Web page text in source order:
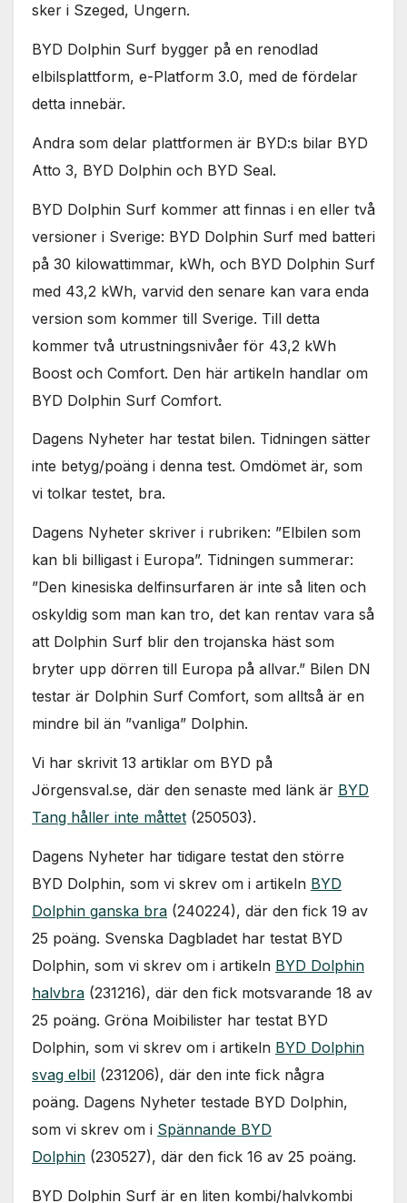
sker i Szeged, Ungern.
BYD Dolphin Surf bygger på en renodlad
elbilsplattform, e-Platform 3.0, med de fördelar
detta innebär.
Andra som delar plattformen är BYD:s bilar BYD
Atto 3, BYD Dolphin och BYD Seal.
BYD Dolphin Surf kommer att finnas i en eller två
versioner i Sverige: BYD Dolphin Surf med batteri
på 30 kilowattimmar, kWh, och BYD Dolphin Surf
med 43,2 kWh, varvid den senare kan vara enda
version som kommer till Sverige. Till detta
kommer två utrustningsnivåer för 43,2 kWh
Boost och Comfort. Den här artikeln handlar om
BYD Dolphin Surf Comfort.
Dagens Nyheter har testat bilen. Tidningen sätter
inte betyg/poäng i denna test. Omdömet är, som
vi tolkar testet, bra.
Dagens Nyheter skriver i rubriken: ”Elbilen som
kan bli billigast i Europa”. Tidningen summerar:
”Den kinesiska delfinsurfaren är inte så liten och
oskyldig som man kan tro, det kan rentav vara så
att Dolphin Surf blir den trojanska häst som
bryter upp dörren till Europa på allvar.” Bilen DN
testar är Dolphin Surf Comfort, som alltså är en
mindre bil än ”vanliga” Dolphin.
Vi har skrivit 13 artiklar om BYD på
Jörgensval.se, där den senaste med länk är BYD
Tang håller inte måttet (250503).
Dagens Nyheter har tidigare testat den större
BYD Dolphin, som vi skrev om i artikeln BYD
Dolphin ganska bra (240224), där den fick 19 av
25 poäng. Svenska Dagbladet har testat BYD
Dolphin, som vi skrev om i artikeln BYD Dolphin
halvbra (231216), där den fick motsvarande 18 av
25 poäng. Gröna Moibilister har testat BYD
Dolphin, som vi skrev om i artikeln BYD Dolphin
svag elbil (231206), där den inte fick några
poäng. Dagens Nyheter testade BYD Dolphin,
som vi skrev om i Spännande BYD
Dolphin (230527), där den fick 16 av 25 poäng.
BYD Dolphin Surf är en liten kombi/halvkombi
Dessa kakor
välja bort. De
behövs för
att hemsidan
över huvud
taget ska
fungera.
För att vi ska
kunna
hemsidans
funktionalitet
uppbyggnad,
baserat på
hemsidan